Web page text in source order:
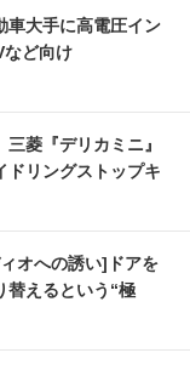
車大手に高電圧イン
など向け
菱『デリカミニ』
ドリングストップキ
オへの誘い]ドアを
替えるという“極